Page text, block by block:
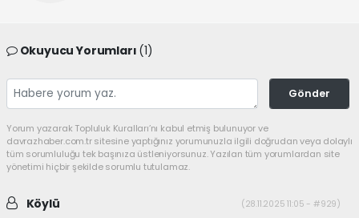
Okuyucu Yorumları (1)
Gönder
Yorum yazarak Topluluk Kuralları’nı kabul etmiş bulunuyor ve
davrazhaber.com.tr sitesine yaptığınız yorumunuzla ilgili doğrudan veya dolaylı
tüm sorumluluğu tek başınıza üstleniyorsunuz. Yazılan tüm yorumlardan site
yönetimi hiçbir şekilde sorumlu tutulamaz.
Köylü (28.11.2025 11:05 - #929)